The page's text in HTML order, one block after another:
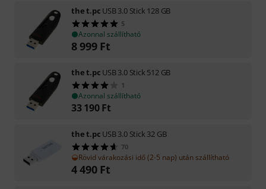
the t.pc USB 3.0 Stick 128 GB
5
Azonnal szállítható
8 999 Ft
the t.pc USB 3.0 Stick 512 GB
1
Azonnal szállítható
33 190 Ft
the t.pc USB 3.0 Stick 32 GB
70
Rövid várakozási idő (2-5 nap) után szállítható
4 490 Ft